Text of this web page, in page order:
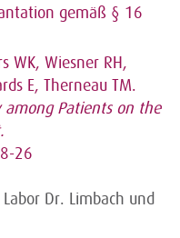
gemäß § 16
WK, Wiesner RH,
E, Therneau TM.
Patients on the
26
Dr. Limbach und